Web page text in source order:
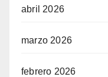
abril 2026
marzo 2026
febrero 2026